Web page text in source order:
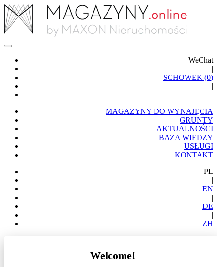
WeChat
|
SCHOWEK (0)
|
MAGAZYNY DO WYNAJĘCIA
GRUNTY
AKTUALNOŚCI
BAZA WIEDZY
USŁUGI
KONTAKT
PL
|
EN
|
DE
|
ZH
Welcome!